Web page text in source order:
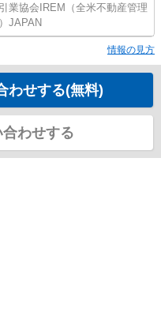
業協会IREM（全米不動産管理
JAPAN
情報の見方
わせする(無料)
わせする